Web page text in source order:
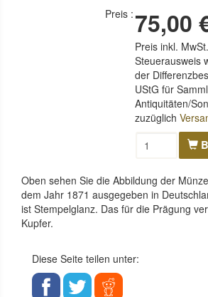
Preis : 75,00
Preis inkl.
Steuerausweis
der
UStG für
Antiquitäten/
zuzüglich
Oben sehen Sie die Abbildung der Münze
dem Jahr 1871 ausgegeben in
ist Stempelglanz. Das für die Prägung
Kupfer.
Diese Seite teilen unter: